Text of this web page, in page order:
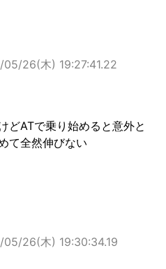
26(木) 19:27:41.22
どATで乗り始めると意外と
て全然伸びない
26(木) 19:30:34.19